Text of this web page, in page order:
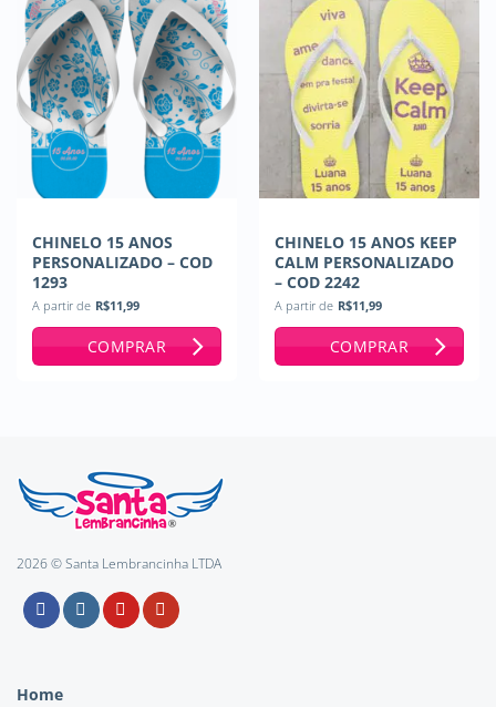
CHINELO 15 ANOS
PERSONALIZADO – COD
1293
A partir de R$11,99
COMPRAR
CHINELO 15 ANOS KEEP
CALM PERSONALIZADO
– COD 2242
A partir de R$11,99
COMPRAR
2026 © Santa Lembrancinha LTDA
Home